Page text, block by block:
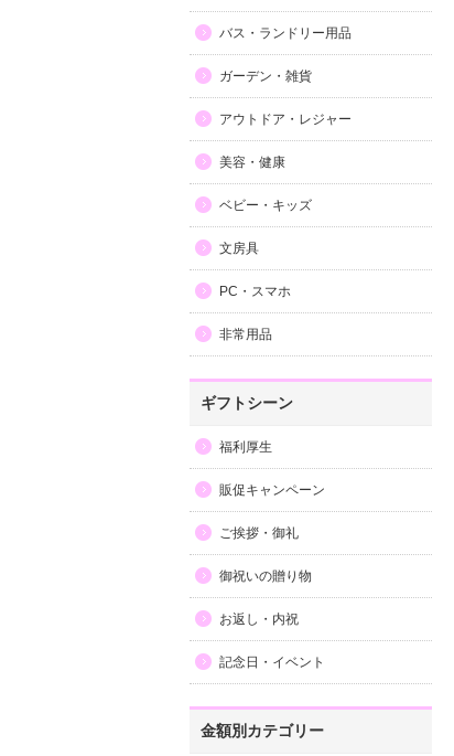
バス・ランドリー用品
ガーデン・雑貨
アウトドア・レジャー
美容・健康
ベビー・キッズ
文房具
PC・スマホ
非常用品
ギフトシーン
福利厚生
販促キャンペーン
ご挨拶・御礼
御祝いの贈り物
お返し・内祝
記念日・イベント
金額別カテゴリー